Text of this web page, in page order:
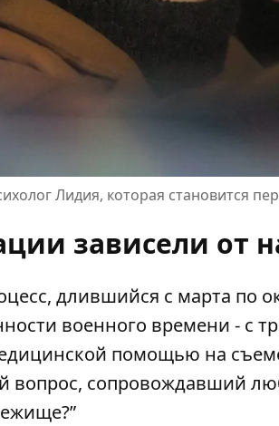
Лидия, которая становится
зависели от
длившийся с марта по
военного времени - с
помощью на
вопрос, сопровождавший